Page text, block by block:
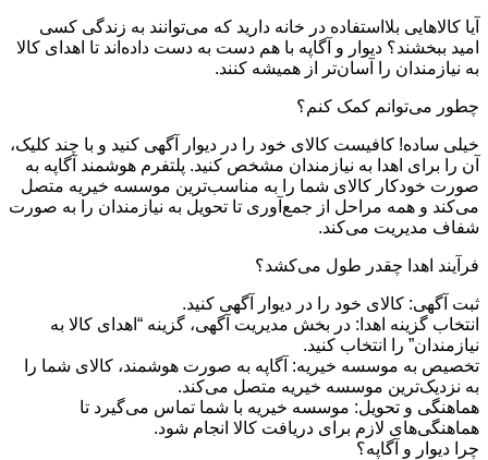
آیا کالاهایی بلااستفاده در خانه دارید که می‌توانند به زندگی کسی
امید ببخشند؟ دیوار و آگاپه با هم دست به دست داده‌اند تا اهدای کالا
به نیازمندان را آسان‌تر از همیشه کنند.
چطور می‌توانم کمک کنم؟
خیلی ساده! کافیست کالای خود را در دیوار آگهی کنید و با چند کلیک،
آن را برای اهدا به نیازمندان مشخص کنید. پلتفرم هوشمند آگاپه به
صورت خودکار کالای شما را به مناسب‌ترین موسسه خیریه متصل
می‌کند و همه مراحل از جمع‌آوری تا تحویل به نیازمندان را به صورت
شفاف مدیریت می‌کند.
فرآیند اهدا چقدر طول می‌کشد؟
ثبت آگهی: کالای خود را در دیوار آگهی کنید.
انتخاب گزینه اهدا: در بخش مدیریت آگهی، گزینه “اهدای کالا به
نیازمندان” را انتخاب کنید.
تخصیص به موسسه خیریه: آگاپه به صورت هوشمند، کالای شما را
به نزدیک‌ترین موسسه خیریه متصل می‌کند.
هماهنگی و تحویل: موسسه خیریه با شما تماس می‌گیرد تا
هماهنگی‌های لازم برای دریافت کالا انجام شود.
چرا دیوار و آگاپه؟